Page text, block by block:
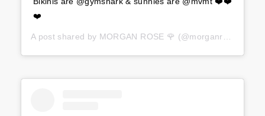
❤️
A post shared by MORGAN ROSE 🌹 (@morganrosemoroney) on